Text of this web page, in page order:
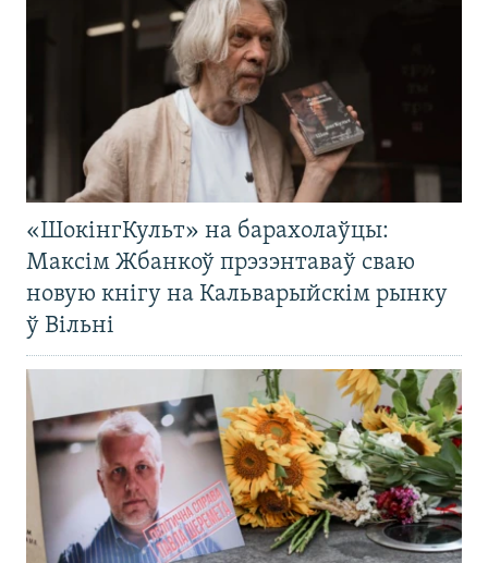
«ШокінгКульт» на барахолаўцы:
Максім Жбанкоў прэзэнтаваў сваю
новую кнігу на Кальварыйскім рынку
ў Вільні